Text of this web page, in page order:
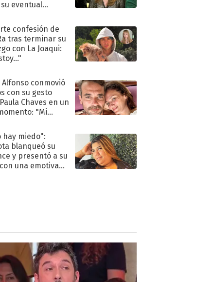
eventual
confesión de
tras terminar su
con La Joaqui:
Alfonso conmovió
con su gesto
Chaves en un
"Mi
hay miedo":
blanqueó su
y presentó a su
una emotiva